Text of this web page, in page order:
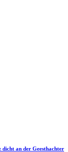
an der Geesthachter